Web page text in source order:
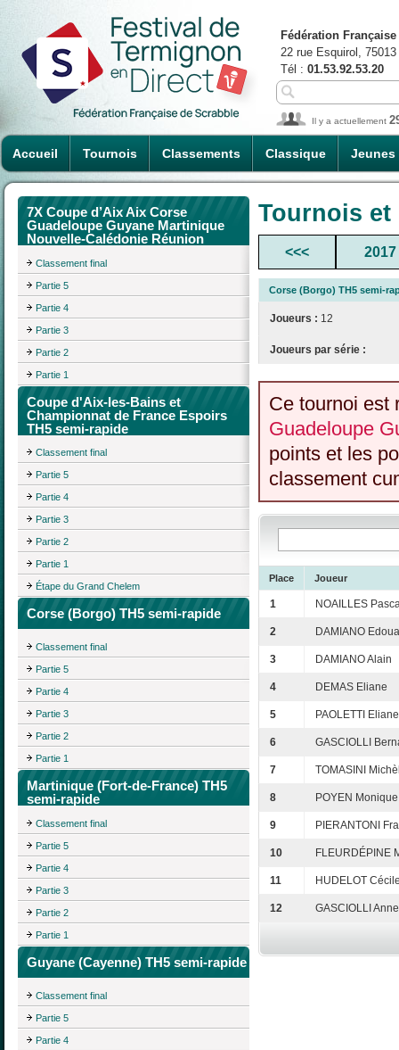
Accueil Tournois Classements Classique Jeunes
Fédération
22 rue Esquirol,
Tél : 01.53.92.53.20
Il y a actuellement
7X Coupe d’Aix Aix Corse
Guadeloupe Guyane Martinique
Nouvelle-Calédonie Réunion
Classement final
Partie 5
Partie 4
Partie 3
Partie 2
Partie 1
Coupe d'Aix-les-Bains et
Championnat de France Espoirs
TH5 semi-rapide
Classement final
Partie 5
Partie 4
Partie 3
Partie 2
Partie 1
Étape du Grand Chelem
Corse (Borgo) TH5 semi-rapide
Classement final
Partie 5
Partie 4
Partie 3
Partie 2
Partie 1
Martinique (Fort-de-France) TH5
semi-rapide
Classement final
Partie 5
Partie 4
Partie 3
Partie 2
Partie 1
Guyane (Cayenne) TH5 semi-rapide
Classement final
Partie 5
Partie 4
Tournois
<<< 2017
Corse (Borgo) TH5 semi-
Joueurs : 12
Joueurs par série :
Ce tournoi est
Guadeloupe
points et les
classement
Place Joueur
1 NOAILLES
2 DAMIANO
3 DAMIANO Alain
4 DEMAS Eliane
5 PAOLETTI Eliane
6 GASCIOLLI
7 TOMASINI
8 POYEN Monique
9 PIERANTONI
10 FLEURDÉPINE
11 HUDELOT
12 GASCIOLLI